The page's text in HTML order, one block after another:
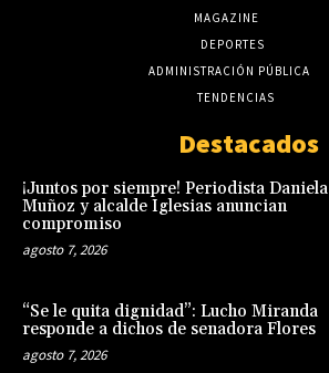
MAGAZINE
DEPORTES
ADMINISTRACIÓN PÚBLICA
TENDENCIAS
Destacados
¡Juntos por siempre! Periodista Daniela
Muñoz y alcalde Iglesias anuncian
compromiso
agosto 7, 2026
“Se le quita dignidad”: Lucho Miranda
responde a dichos de senadora Flores
agosto 7, 2026